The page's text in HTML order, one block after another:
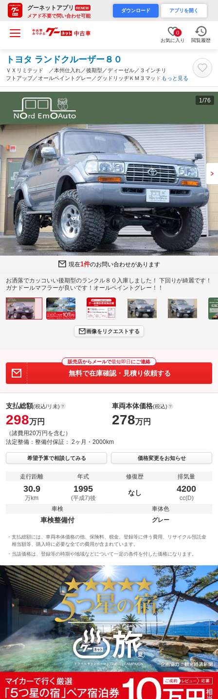
グーネットアプリ RENEW
メアド不要で問い合わせ可能
ダウンロード アプリを開く
0
お気に入り 閲覧履歴
トヨタ ランドクルーザー８０
ＶＸリミテッド ／本州仕入れ／後期型／ディーゼル／３インチリ
フトアップ／オールペイントグレー／グッドリッヂＫＭ３マッドタ
イヤ／ミッキートンプソンクラシック３アルミホイール／ｍｏｍｏ
ステアリング／ＤＥＰＯヘッドライト／（北海道）
もっと見る
1 /76
現在1件のお問い合わせがあります
お洒落でカッコいい後期型のランクル８０入庫しました！ 下回りが綺麗です！
ガナドールマフラーが良いです！オールペイントグレー！！
画像をリクエストする
販売店からメールで最短即日 にご連絡
無料で在庫確認・見積り依頼する
支払総額(税込/リ未)
298万円
（諸費用20万円を含む）
車両本体価格(税込)
278万円
法定整備： 整備付保証： 2ヶ月・2000km
希望予算で相談してみる 価格変更をお知らせ
走行距離
30.9
万km
年式
1995
(平成7)後
修復歴
なし
排気量
4200
cc(D)
車検
車検整備付
車体色
グレー
支払総額には、車両本体価格の他、保険料、税金、登録等に伴う費用、リサイクル預託金
相当額等、購入時に必要な全ての費用が含まれています。
当該価格は、登録等の時期や地域などについて一定の条件を付した価格になります。